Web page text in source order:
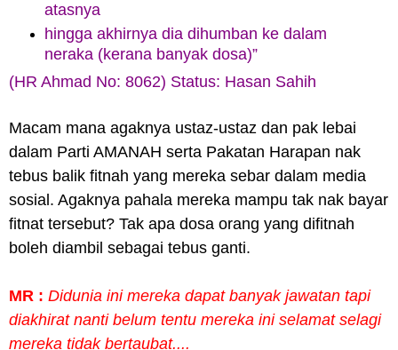
atasnya
hingga akhirnya dia dihumban ke dalam
neraka (kerana banyak dosa)”
(HR Ahmad No: 8062) Status: Hasan Sahih
Macam mana agaknya ustaz-ustaz dan pak lebai
dalam Parti AMANAH serta Pakatan Harapan nak
tebus balik fitnah yang mereka sebar dalam media
sosial. Agaknya pahala mereka mampu tak nak bayar
fitnat tersebut? Tak apa dosa orang yang difitnah
boleh diambil sebagai tebus ganti.
MR : Didunia ini mereka dapat banyak jawatan tapi
diakhirat nanti belum tentu mereka ini selamat selagi
mereka tidak bertaubat....